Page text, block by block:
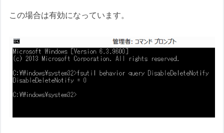
この場合は有効になっています。